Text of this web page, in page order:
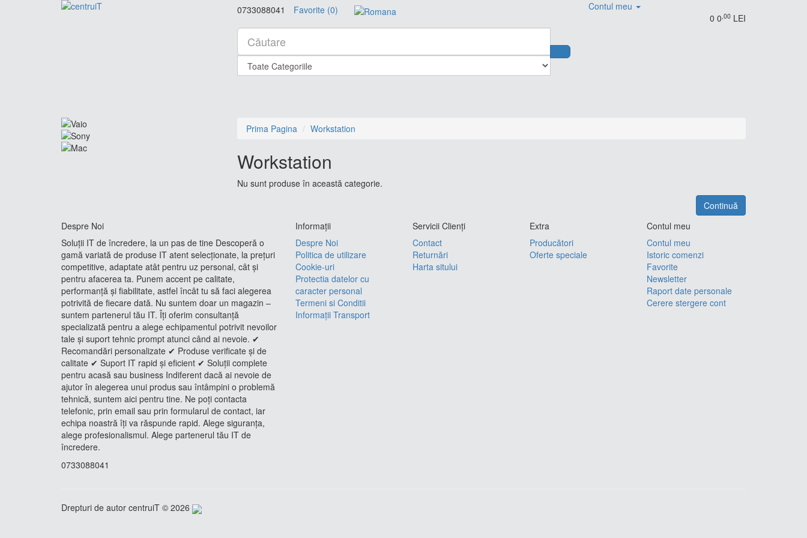
0733088041 Favorite (0)
Contul meu
0 0 ,00 LEI
Prima Pagina Workstation
Workstation
Nu sunt produse în această categorie.
Continuă
Despre Noi
Soluții IT de încredere, la un pas de tine Descoperă o
gamă variată de produse IT atent selecționate, la prețuri
competitive, adaptate atât pentru uz personal, cât și
pentru afacerea ta. Punem accent pe calitate,
performanță și fiabilitate, astfel încât tu să faci alegerea
potrivită de fiecare dată. Nu suntem doar un magazin –
suntem partenerul tău IT. Îți oferim consultanță
specializată pentru a alege echipamentul potrivit nevoilor
tale și suport tehnic prompt atunci când ai nevoie. ✔
Recomandări personalizate ✔ Produse verificate și de
calitate ✔ Suport IT rapid și eficient ✔ Soluții complete
pentru acasă sau business Indiferent dacă ai nevoie de
ajutor în alegerea unui produs sau întâmpini o problemă
tehnică, suntem aici pentru tine. Ne poți contacta
telefonic, prin email sau prin formularul de contact, iar
echipa noastră îți va răspunde rapid. Alege siguranța,
alege profesionalismul. Alege partenerul tău IT de
încredere.
0733088041
Informaţii
Despre Noi
Politica de utilizare
Cookie-uri
Protectia datelor cu
caracter personal
Termeni si Conditii
Informații Transport
Servicii Clienţi
Contact
Returnări
Harta sitului
Extra
Producători
Oferte speciale
Contul meu
Contul meu
Istoric comenzi
Favorite
Newsletter
Raport date personale
Cerere stergere cont
Drepturi de autor centruiT © 2026